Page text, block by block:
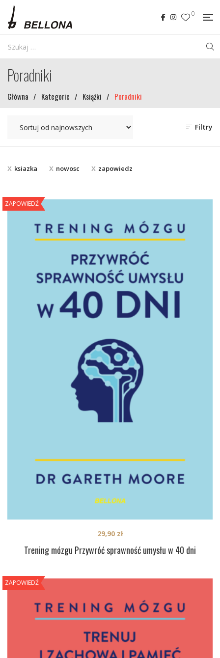
0
Poradniki
Główna / Kategorie / Książki / Poradniki
Filtry
ksiazka nowosc zapowiedz
ZAPOWIEDŹ
Trening mózgu Przywróć sprawność umysłu w 40 dni
29,90 zł
ZAPOWIEDŹ